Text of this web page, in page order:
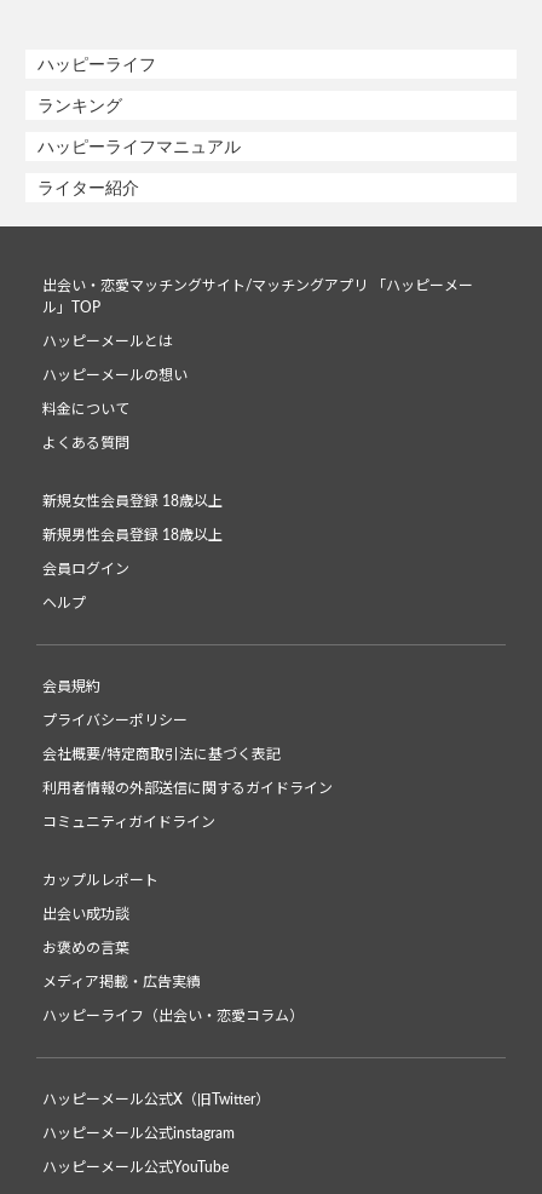
ハッピーライフ
ランキング
ハッピーライフマニュアル
ライター紹介
出会い・恋愛マッチングサイト/マッチングアプリ 「ハッピーメー
ル」TOP
ハッピーメールとは
ハッピーメールの想い
料金について
よくある質問
新規女性会員登録 18歳以上
新規男性会員登録 18歳以上
会員ログイン
ヘルプ
会員規約
プライバシーポリシー
会社概要/特定商取引法に基づく表記
利用者情報の外部送信に関するガイドライン
コミュニティガイドライン
カップルレポート
出会い成功談
お褒めの言葉
メディア掲載・広告実績
ハッピーライフ（出会い・恋愛コラム）
ハッピーメール公式X（旧Twitter）
ハッピーメール公式instagram
ハッピーメール公式YouTube